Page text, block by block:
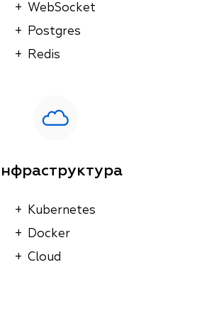
+  WebSocket
+  Postgres
+  Redis
+  Kubernetes
+  Docker
+  Cloud